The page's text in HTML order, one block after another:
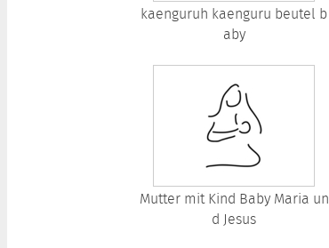
kaenguruh kaenguru beutel b
aby
Mutter mit Kind Baby Maria un
d Jesus